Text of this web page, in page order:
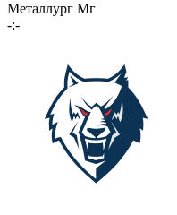
Металлург Мг
-:-